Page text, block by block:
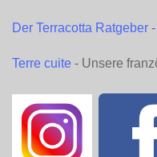
Der Terracotta Ratgeber
Terre cuite - Unsere